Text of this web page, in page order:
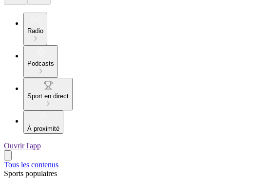
Radio
Podcasts
Sport en direct
À proximité
Ouvrir l'app
Tous les contenus
Sports populaires